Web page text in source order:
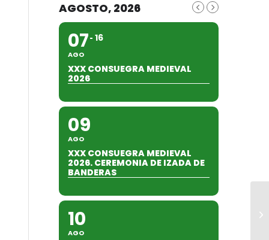
AGOSTO, 2026
07
AGO
16
XXX CONSUEGRA MEDIEVAL
2026
09
AGO
XXX CONSUEGRA MEDIEVAL
2026. CEREMONIA DE IZADA DE
BANDERAS
10
AGO